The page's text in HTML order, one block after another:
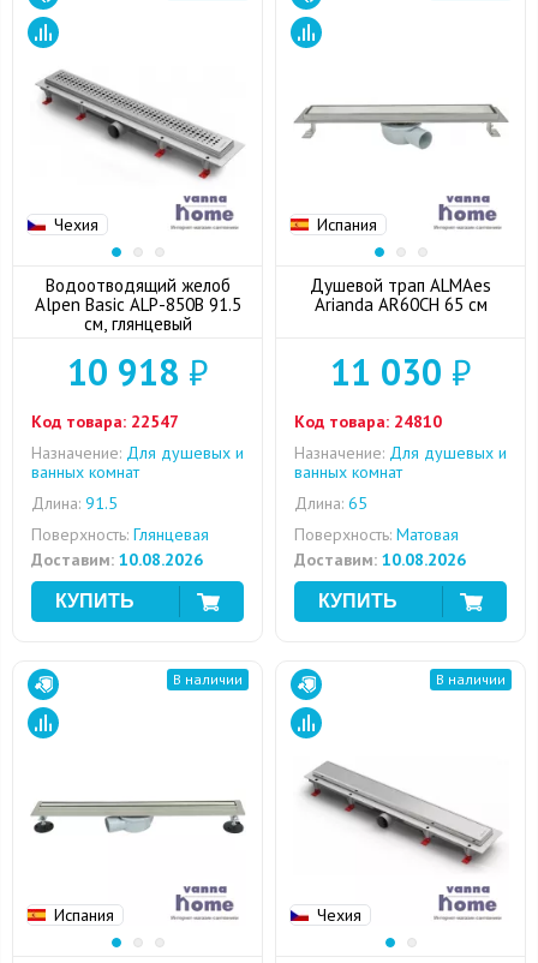
Чехия
Водоотводящий желоб
Alpen Basic ALP-850B 91.5
см, глянцевый
10 918 ₽
Код товара: 22547
Назначение: Для душевых и
ванных комнат
Длина: 91.5
Поверхность: Глянцевая
Доставим: 10.08.2026
Испания
Душевой трап ALMAes
Arianda AR60CH 65 см
11 030 ₽
Код товара: 24810
Назначение: Для душевых и
ванных комнат
Длина: 65
Поверхность: Матовая
Доставим: 10.08.2026
Испания
В наличии
Чехия
В наличии